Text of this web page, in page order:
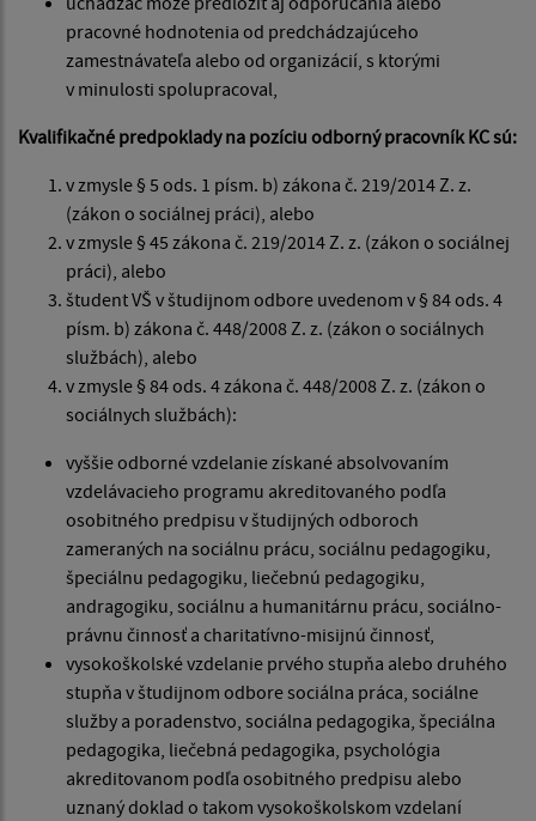
pracovné hodnotenia od predchádzajúceho
zamestnávateľa alebo od organizácií, s ktorými
v minulosti spolupracoval,
Kvalifikačné predpoklady na pozíciu odborný pracovník KC sú:
v zmysle § 5 ods. 1 písm. b) zákona č. 219/2014 Z. z.
(zákon o sociálnej práci), alebo
v zmysle § 45 zákona č. 219/2014 Z. z. (zákon o sociálnej
práci), alebo
študent VŠ v študijnom odbore uvedenom v § 84 ods. 4
písm. b) zákona č. 448/2008 Z. z. (zákon o sociálnych
službách), alebo
v zmysle § 84 ods. 4 zákona č. 448/2008 Z. z. (zákon o
sociálnych službách):
vyššie odborné vzdelanie získané absolvovaním
vzdelávacieho programu akreditovaného podľa
osobitného predpisu v študijných odboroch
zameraných na sociálnu prácu, sociálnu pedagogiku,
špeciálnu pedagogiku, liečebnú pedagogiku,
andragogiku, sociálnu a humanitárnu prácu, sociálno-
právnu činnosť a charitatívno-misijnú činnosť,
vysokoškolské vzdelanie prvého stupňa alebo druhého
stupňa v študijnom odbore sociálna práca, sociálne
služby a poradenstvo, sociálna pedagogika, špeciálna
pedagogika, liečebná pedagogika, psychológia
akreditovanom podľa osobitného predpisu alebo
uznaný doklad o takom vysokoškolskom vzdelaní